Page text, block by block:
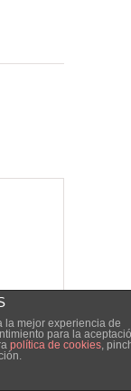
la mejor experiencia de
para la
política de cookies,